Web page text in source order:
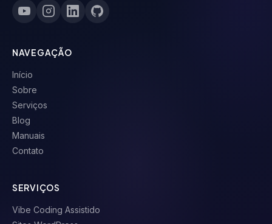
NAVEGAÇÃO
Início
Sobre
Serviços
Blog
Manuais
Contato
SERVIÇOS
Vibe Coding Assistido